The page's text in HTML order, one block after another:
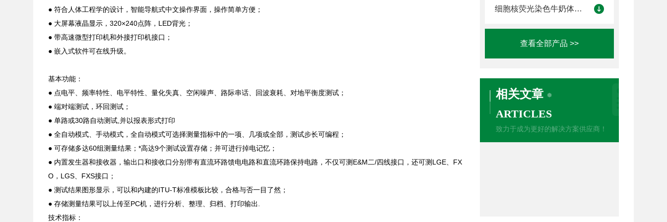
细胞核荧光染色牛奶体细胞计数仪
查看全部产品 >>
相关文章
ARTICLES
致力于成为更好的解决方案供应商！
● 符合人体工程学的设计，智能导航式中文操作界面，操作简单方便；
● 大屏幕液晶显示，320×240点阵，LED背光；
● 带高速微型打印机和外接打印机接口；
● 嵌入式软件可在线升级。
基本功能：
● 点电平、频率特性、电平特性、量化失真、空闲噪声、路际串话、回波衰耗、对地平衡度测试；
● 端对端测试，环回测试；
● 单路或30路自动测试,并以报表形式打印
● 全自动模式、手动模式，全自动模式可选择测量指标中的一项、几项或全部，测试步长可编程；
● 可存储多达60组测量结果；*高达9个测试设置存储；并可进行掉电记忆；
● 内置发生器和接收器，输出口和接收口分别带有直流环路馈电电路和直流环路保持电路，不仅可测E&M二/四线接口，还可测LGE、FX
O，LGS、FXS接口；
● 测试结果图形显示，可以和内建的ITU-T标准模板比较，合格与否一目了然；
● 存储测量结果可以上传至PC机，进行分析、整理、归档、打印输出.
技术指标：